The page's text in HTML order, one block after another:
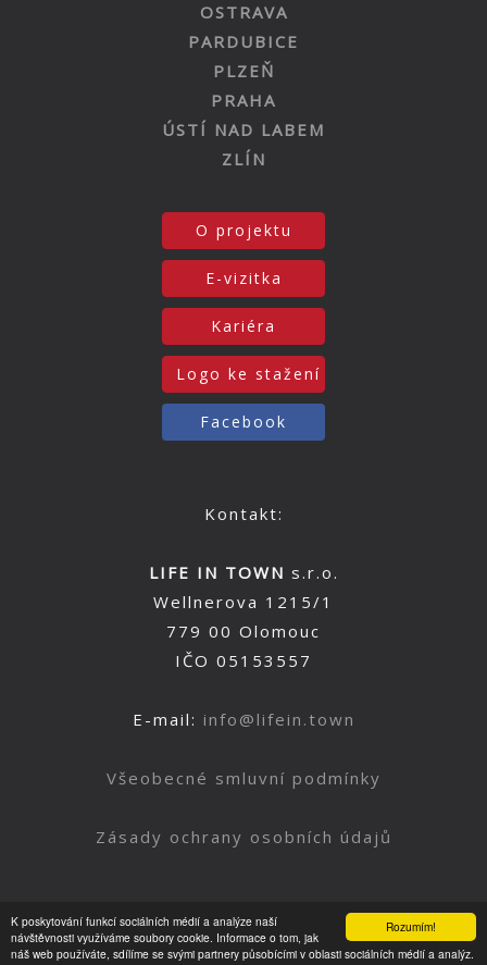
Rozumím!
K poskytování funkcí sociálních médií a analýze naší
návštěvnosti využíváme soubory cookie. Informace o tom, jak
náš web používáte, sdílíme se svými partnery působícími v oblasti sociálních médií a analýz.
OSTRAVA
PARDUBICE
PLZEŇ
PRAHA
ÚSTÍ NAD LABEM
ZLÍN
O projektu
E-vizitka
Kariéra
Logo ke stažení
Facebook
Kontakt:
LIFE IN TOWN s.r.o.
Wellnerova 1215/1
779 00 Olomouc
IČO 05153557
E-mail: info@lifein.town
Všeobecné smluvní podmínky
Zásady ochrany osobních údajů
Nahoru